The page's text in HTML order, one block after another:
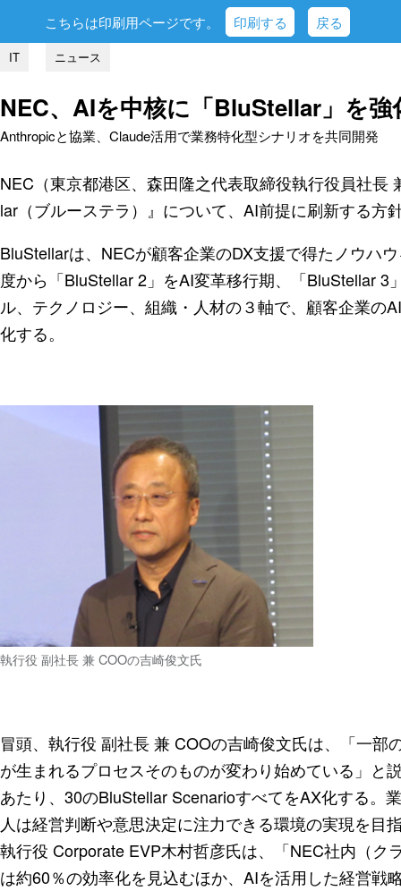
こちらは印刷用ページです。 印刷する 戻る
IT ニュース
NEC、AIを中核に「BluStellar」を強
Anthropicと協業、Claude活用で業務特化型シナリオを共同開発
NEC（東京都港区、森田隆之代表取締役執行役員社長
lar（ブルーステラ）』について、AI前提に刷新する方
BluStellarは、NECが顧客企業のDX支援で得たノウハ
度から「BluStellar 2」をAI変革移行期、「BluStellar
ル、テクノロジー、組織・人材の３軸で、顧客企業の
化する。
執行役 副社長 兼 COOの吉崎俊文氏
冒頭、執行役 副社長 兼 COOの吉崎俊文氏は、「一
が生まれるプロセスそのものが変わり始めている」と
あたり、30のBluStellar ScenarioすべてをAX化する。
人は経営判断や意思決定に注力できる環境の実現を目
執行役 Corporate EVP木村哲彦氏は、「NEC社内（ク
は約60％の効率化を見込むほか、AIを活用した経営戦